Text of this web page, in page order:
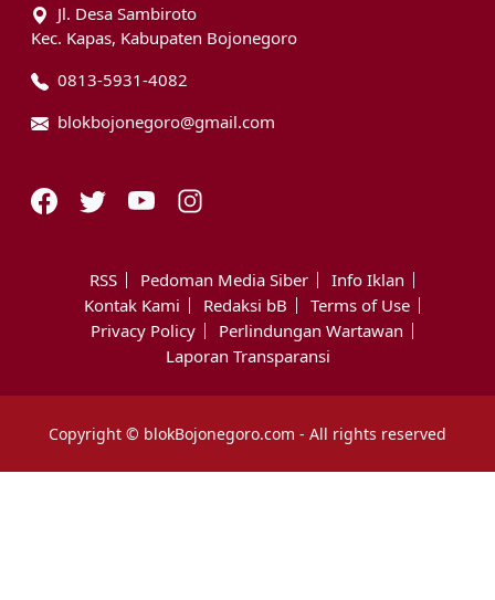
Jl. Desa Sambiroto
Kec. Kapas, Kabupaten Bojonegoro
0813-5931-4082
blokbojonegoro@gmail.com
RSS Pedoman Media Siber
Info Iklan
Kontak Kami
Redaksi bB
Terms of Use
Privacy Policy
Perlindungan Wartawan
Laporan Transparansi
Copyright © blokBojonegoro.com - All rights reserved